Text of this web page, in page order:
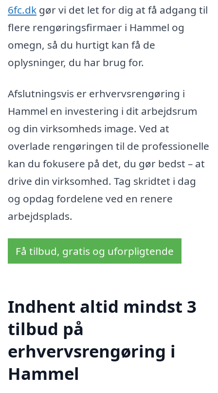
6fc.dk gør vi det let for dig at få adgang til
flere rengøringsfirmaer i Hammel og
omegn, så du hurtigt kan få de
oplysninger, du har brug for.
Afslutningsvis er erhvervsrengøring i
Hammel en investering i dit arbejdsrum
og din virksomheds image. Ved at
overlade rengøringen til de professionelle
kan du fokusere på det, du gør bedst – at
drive din virksomhed. Tag skridtet i dag
og opdag fordelene ved en renere
arbejdsplads.
Få tilbud, gratis og uforpligtende
Indhent altid mindst 3
tilbud på
erhvervsrengøring i
Hammel